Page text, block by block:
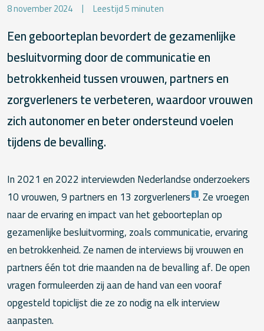
8 november 2024 Leestijd 5 minuten
Een geboorteplan bevordert de gezamenlijke
besluitvorming door de communicatie en
betrokkenheid tussen vrouwen, partners en
zorgverleners te verbeteren, waardoor vrouwen
zich autonomer en beter ondersteund voelen
tijdens de bevalling.
In 2021 en 2022 interviewden Nederlandse onderzoekers
10 vrouwen, 9 partners en 13 zorgverleners . Ze vroegen
naar de ervaring en impact van het geboorteplan op
gezamenlijke besluitvorming, zoals communicatie, ervaring
en betrokkenheid. Ze namen de interviews bij vrouwen en
partners één tot drie maanden na de bevalling af. De open
vragen formuleerden zij aan de hand van een vooraf
opgesteld topiclijst die ze zo nodig na elk interview
aanpasten.